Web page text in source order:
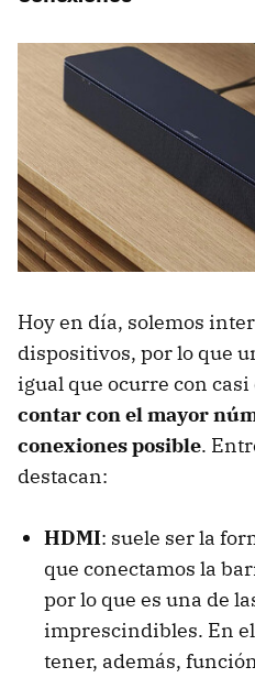
Hoy en día, solemos
dispositivos, por lo que
igual que ocurre con
contar con el mayor
conexiones posible.
destacan:
HDMI: suele ser la
que conectamos la
por lo que es una de
imprescindibles. En
tener, además,